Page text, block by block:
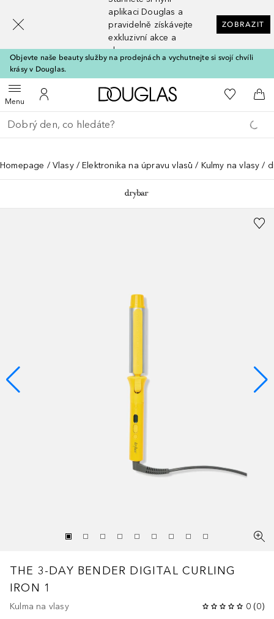
aplikaci Douglas a
pravidelně získávejte
exkluzivní akce a
slevy
ZOBRAZIT
Objevte naše beauty služby na prodejnách a vychutnejte si svojí chvíli
krásy v Douglas.
MenuOtevřít menuK mému účtu
Domů K mému
Do
Vraťte se
Proveďte vyhledávání
Homepage Vlasy Elektronika na úpravu vlasů Kulmy na vlasy
THE 3-DAY BENDER DIGITAL CURLING
IRON 1
Kulma na vlasy 0 (0)
[navigation.slideout.screenreader]